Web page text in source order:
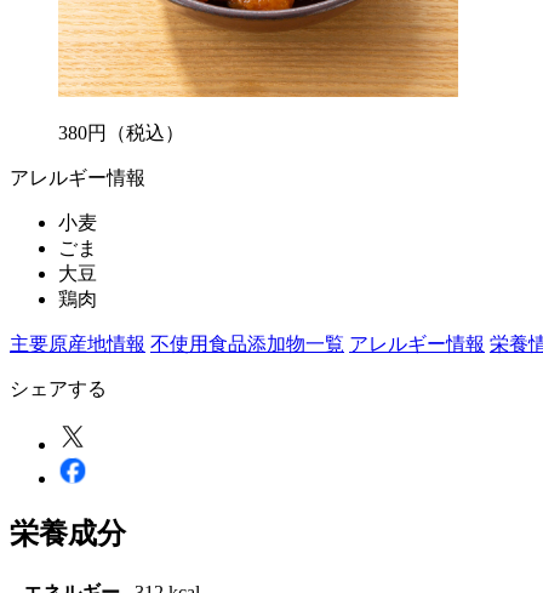
380円 （税込）
アレルギー情報
小麦
ごま
大豆
鶏肉
主要原産地情報 不使用食品添加物一覧 アレルギー情報 栄養
シェアする
栄養成分